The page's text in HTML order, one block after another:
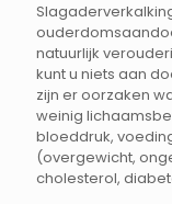
natuurlijk
kunt u niets aan
zijn er oorzaken
weinig
bloeddruk,
(overgewicht,
cholesterol,